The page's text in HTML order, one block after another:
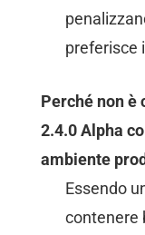
preferisce
Perché non è
2.4.0 Alpha
ambiente
Essendo
contenere